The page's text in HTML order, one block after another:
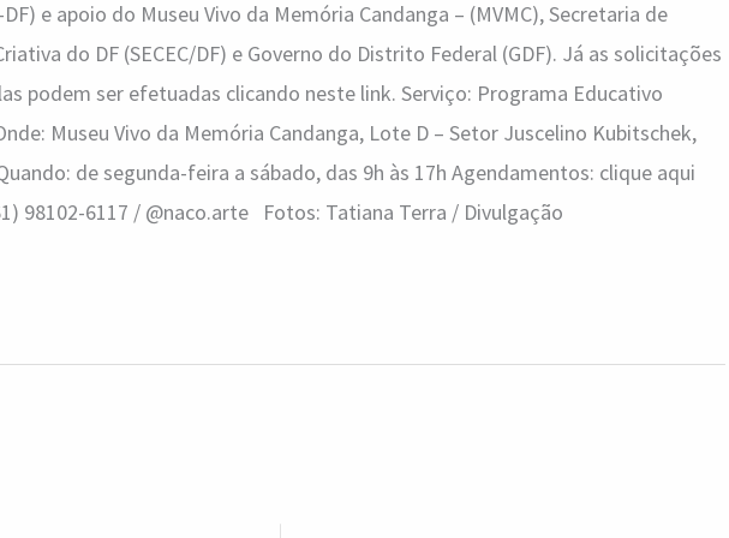
e apoio do Museu Vivo da Memória Candanga – (MVMC), Secretaria de
do DF (SECEC/DF) e Governo do Distrito Federal (GDF). Já as solicitações
podem ser efetuadas clicando neste link. Serviço: Programa Educativo
Museu Vivo da Memória Candanga, Lote D – Setor Juscelino Kubitschek,
de segunda-feira a sábado, das 9h às 17h Agendamentos: clique aqui
98102-6117 / @naco.arte Fotos: Tatiana Terra / Divulgação